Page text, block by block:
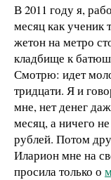
В 2011 году я,
месяц как ученик
жетон на метро
кладбище к
Смотрю: идет
тридцати. Я и
мне, нет денег
месяц, а ничего
рублей. Потом
Иларион мне на
просила только о